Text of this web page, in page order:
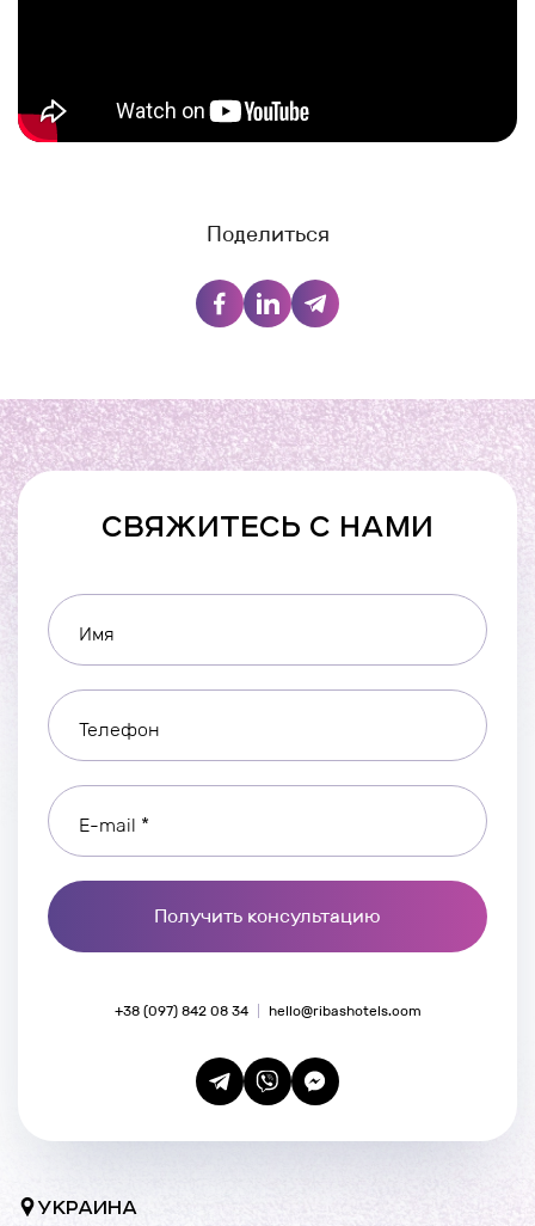
Поделиться
СВЯЖИТЕСЬ С НАМИ
Имя
Телефон
E-mail *
Получить консультацию
+38 (097) 842 08 34 hello@ribashotels.com
УКРАИНА